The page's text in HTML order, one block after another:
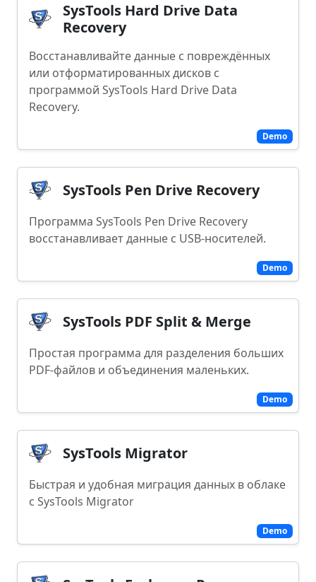
Demo
SysTools Hard Drive Data
Recovery
Восстанавливайте данные с повреждённых
или отформатированных дисков с
программой SysTools Hard Drive Data
Recovery.
Demo
SysTools Pen Drive Recovery
Программа SysTools Pen Drive Recovery
восстанавливает данные с USB-носителей.
Demo
SysTools PDF Split & Merge
Простая программа для разделения больших
PDF-файлов и объединения маленьких.
Demo
SysTools Migrator
Быстрая и удобная миграция данных в облаке
с SysTools Migrator